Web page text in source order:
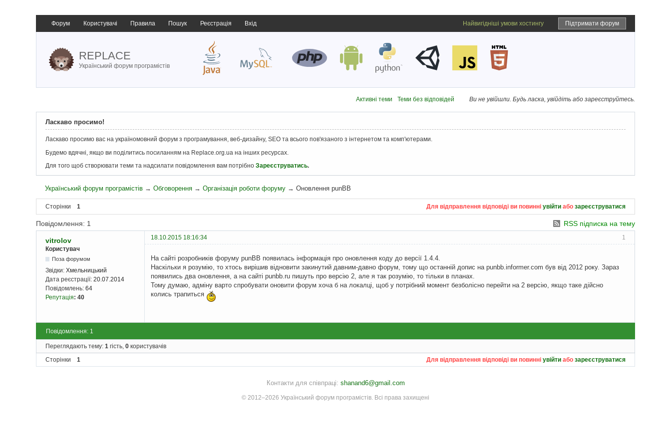
Форум Користувачі Правила Пошук Реєстрація Вхід Підтримати форум
Найвигідніші умови хостингу
REPLACE
Український форум програмістів
Ви не увійшли. Будь ласка, увійдіть або зареєструйтесь.
Активні теми Теми без відповідей
Ласкаво просимо!
Ласкаво просимо вас на україномовний форум з програмування, веб-дизайну, SEO та всього пов'язаного з інтернетом та комп'ютерами.
Будемо вдячні, якщо ви поділитись посиланням на Replace.org.ua на інших ресурсах.
Для того щоб створювати теми та надсилати повідомлення вам потрібно Зареєструватись.
Український форум програмістів →Обговорення →Організація роботи форуму →Оновлення punBB
Сторінки 1 Для відправлення відповіді ви повинні увійти або зареєструватися
RSS підписка на тему
Повідомлення: 1
1
vitrolov
18.10.2015 18:16:34
Користувач
Поза форумом
Звідки: Хмельницький
Дата реєстрації: 20.07.2014
Повідомлень: 64
Репутація: 40
На сайті розробників форуму punBB появилась інформація про оновлення коду до версії 1.4.4.
Наскільки я розумію, то хтось вирішив відновити закинутий давним-давно форум, тому що останній допис на punbb.informer.com був від 2012 року. Зараз
появились два оновлення, а на сайті punbb.ru пишуть про версію 2, але я так розумію, то тільки в планах.
Тому думаю, адміну варто спробувати оновити форум хоча б на локалці, щоб у потрібний момент безболісно перейти на 2 версію, якщо таке дійсно
колись трапиться
Повідомлення: 1
Переглядають тему: 1 гість, 0 користувачів
Сторінки
1 Для відправлення відповіді ви повинні увійти або зареєструватися
Контакти для співпраці: shanand6@gmail.com
© 2012–2026 Український форум програмістів. Всі права захищені